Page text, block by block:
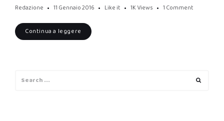
Redazione 11 Gennaio 2016 Like it 1K Views 1 Comment
Continua a leggere
for: